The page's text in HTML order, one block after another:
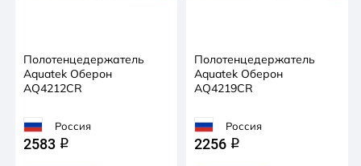
Полотенцедержатель
Aquatek Оберон
AQ4212CR
Россия
2583 q
Полотенцедержатель
Aquatek Оберон
AQ4219CR
Россия
2256 q